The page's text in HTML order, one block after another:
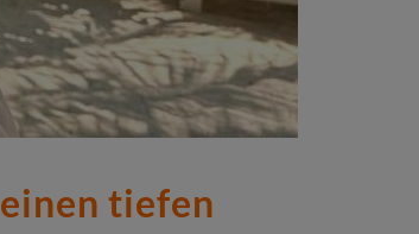
tiefen